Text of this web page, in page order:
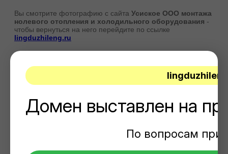
Вы смотрите фотографию с сайта Усиское ООО монтажа
нолевого отопления и холодильного оборудования -
чтобы вернуться на него перейдите по ссылке
lingduzhileng.ru
Домен выставлен на
По вопросам